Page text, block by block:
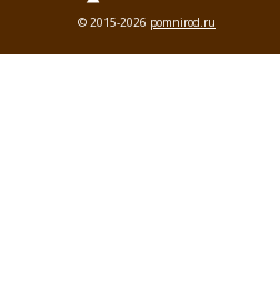
© 2015-2026 pomnirod.ru